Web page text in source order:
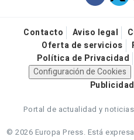
Contacto Aviso legal
Oferta de servicios
Política de Privacidad
Configuración de Cookies
Portal de actualidad y
© 2026 Europa Press. Está